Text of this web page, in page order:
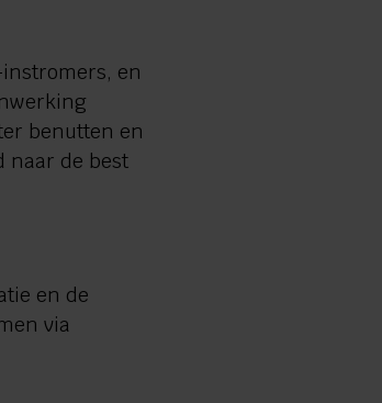
en
benutten en
naar de best
en de
via